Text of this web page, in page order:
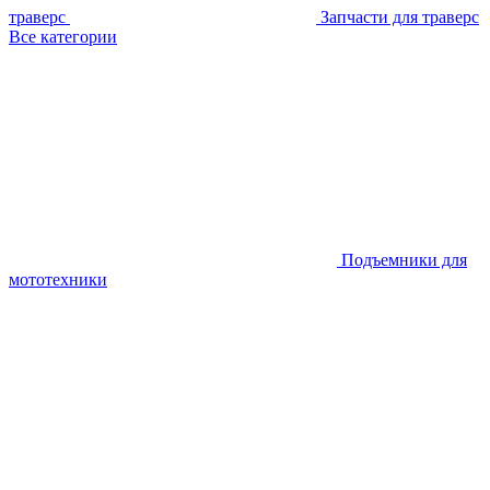
траверс
Запчасти для траверс
Все категории
Подъемники для
мототехники